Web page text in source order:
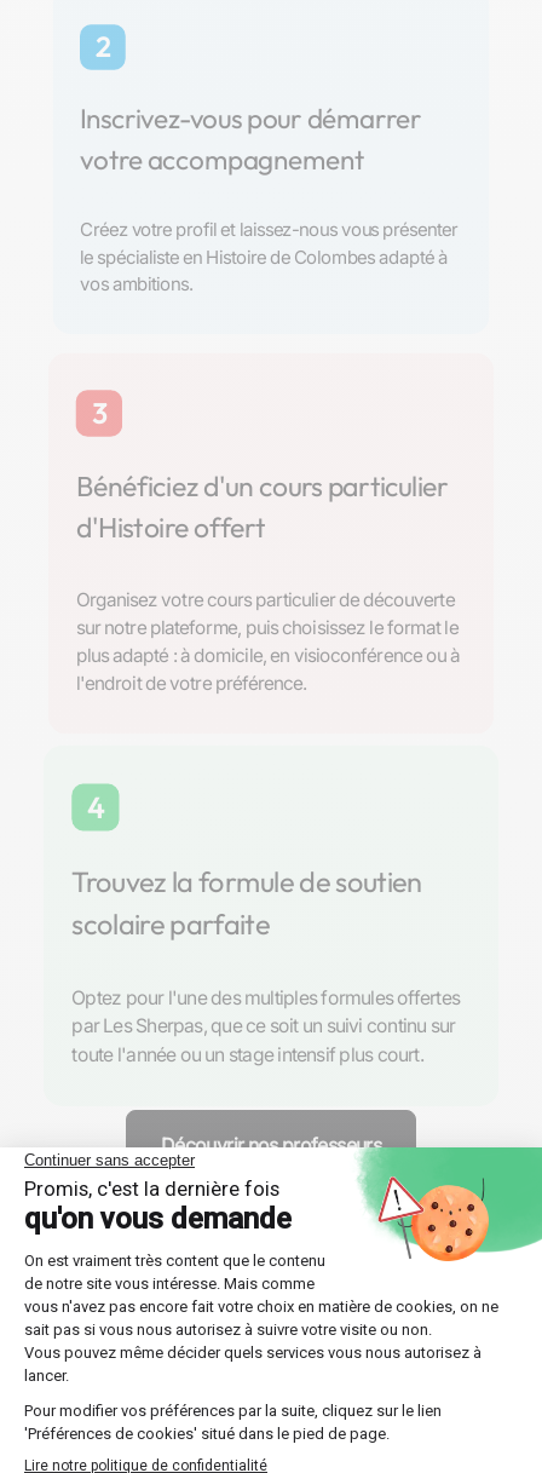
2
Inscrivez-vous pour démarrer
votre accompagnement
Créez votre profil et laissez-nous vous présenter
le spécialiste en Histoire de Colombes adapté à
vos ambitions.
3
Bénéficiez d'un cours particulier
d'Histoire offert
Organisez votre cours particulier de découverte
sur notre plateforme, puis choisissez le format le
plus adapté : à domicile, en visioconférence ou à
l'endroit de votre préférence.
4
Trouvez la formule de soutien
scolaire parfaite
Optez pour l'une des multiples formules offertes
par Les Sherpas, que ce soit un suivi continu sur
toute l'année ou un stage intensif plus court.
Découvrir nos professeurs
Réponses aux questions
🔍